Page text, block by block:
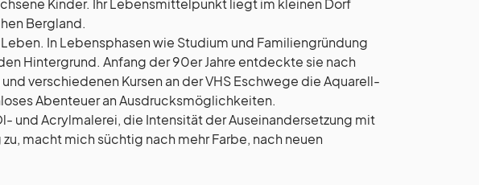
Kinder. Ihr Lebensmittelpunkt liegt im kleinen Dorf
Bergland.
In Lebensphasen wie Studium und Familiengründung
Hintergrund. Anfang der 90er Jahre entdeckte sie nach
verschiedenen Kursen an der VHS Eschwege die Aquarell-
Abenteuer an Ausdrucksmöglichkeiten.
und Acrylmalerei, die Intensität der Auseinandersetzung mit
macht mich süchtig nach mehr Farbe, nach neuen